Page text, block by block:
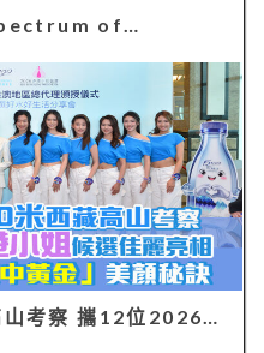
of…
考察 攜12位2026…